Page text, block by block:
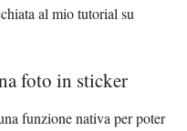
al mio tutorial su
foto in sticker
funzione nativa per poter